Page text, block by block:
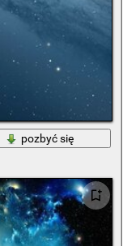
pozbyć się